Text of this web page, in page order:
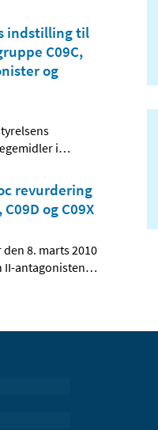
indstilling til
C09C,
og
i…
revurdering
og C09X
8. marts 2010
II-antagonisten…